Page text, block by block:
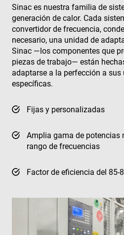
Sinac es nuestra familia de
generación de calor. Cada
convertidor de frecuencia,
necesario, una unidad de
Sinac —los componentes que
piezas de trabajo— están
adaptarse a la perfección a
específicas.
Fijas y personalizadas
Amplia gama de potencias
rango de frecuencias
Factor de eficiencia del 85-